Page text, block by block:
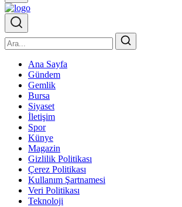
Ana Sayfa
Gündem
Gemlik
Bursa
Siyaset
İletişim
Spor
Künye
Magazin
Gizlilik Politikası
Çerez Politikası
Kullanım Şartnamesi
Veri Politikası
Teknoloji